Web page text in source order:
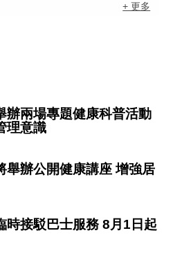
+ 更多
辦兩場專題健康科普活動
理意識
舉辦公開健康講座 增強居
時接駁巴士服務 8月1日起